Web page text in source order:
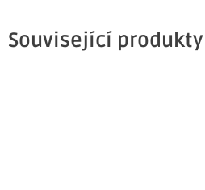
Související produkty